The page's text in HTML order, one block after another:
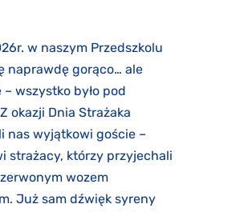
w naszym Przedszkolu
naprawdę gorąco… ale
wszystko było pod
okazji Dnia Strażaka
nas wyjątkowi goście –
strażacy, którzy przyjechali
wozem
Już sam dźwięk syreny